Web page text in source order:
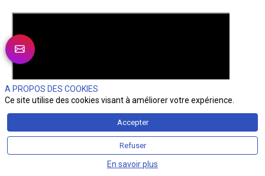
A PROPOS DES COOKIES
Ce site utilise des cookies visant à améliorer votre expérience.
Accepter
Refuser
En savoir plus